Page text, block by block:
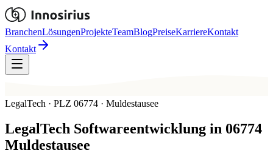
BranchenLösungenProjekteTeamBlogPreiseKarriereKontakt
Kontakt
LegalTech · PLZ 06774 · Muldestausee
LegalTech Softwareentwicklung in 06774
Muldestausee